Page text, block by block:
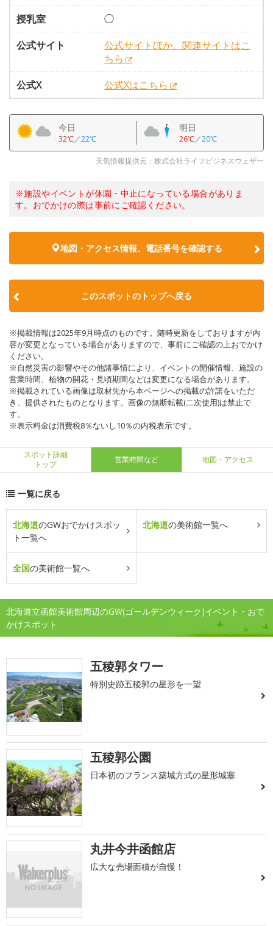
授乳室
◯
公式サイト
公式サイトほか、関連サイトはこ
ちら
公式X
公式Xはこちら
今日
32℃／22℃
明日
26℃／20℃
天気情報提供元：株式会社ライフビジネスウェザー
※施設やイベントが休園・中止になっている場合がありま
す。おでかけの際は事前にご確認ください。
地図・アクセス情報、電話番号を確認する
このスポットのトップへ戻る
※掲載情報は2025年9月時点のものです。随時更新をしておりますが内
容が変更となっている場合がありますので、事前にご確認の上おでかけ
ください。
※自然災害の影響やその他諸事情により、イベントの開催情報、施設の
営業時間、植物の開花・見頃期間などは変更になる場合があります。
※掲載されている画像は取材先から本ページへの掲載の許諾をいただ
き、提供されたものとなります。画像の無断転載(二次使用)は禁止で
す。
※表示料金は消費税8％ないし10％の内税表示です。
スポット詳細
トップ
営業時間など 地図・アクセス
一覧に戻る
北海道のGWおでかけスポッ
ト一覧へ
北海道の美術館一覧へ
全国の美術館一覧へ
北海道立函館美術館周辺のGW(ゴールデンウィーク)イベント・おで
かけスポット
五稜郭タワー
特別史跡五稜郭の星形を一望
五稜郭公園
日本初のフランス築城方式の星形城塞
丸井今井函館店
広大な売場面積が自慢！